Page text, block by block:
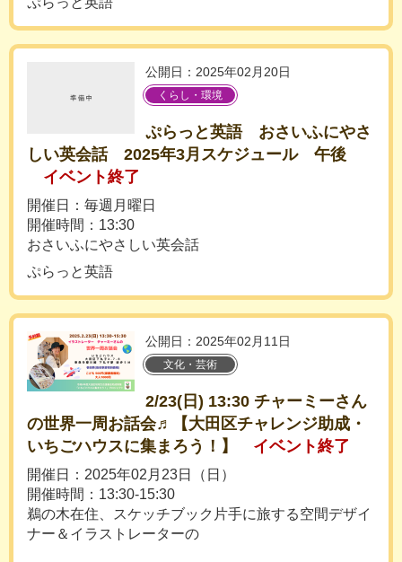
公開日：2025年02月20日
くらし・環境
ぷらっと英語 おさいふにやさ
しい英会話 2025年3月スケジュール 午後
イベント終了
開催日：毎週月曜日
開催時間：13:30
おさいふにやさしい英会話
ぷらっと英語
公開日：2025年02月11日
文化・芸術
2/23(日) 13:30 チャーミーさん
の世界一周お話会♬【大田区チャレンジ助成・
いちごハウスに集まろう！】
イベント終了
開催日：2025年02月23日（日）
開催時間：13:30-15:30
鵜の木在住、スケッチブック片手に旅する空間デザイ
ナー＆イラストレーターの